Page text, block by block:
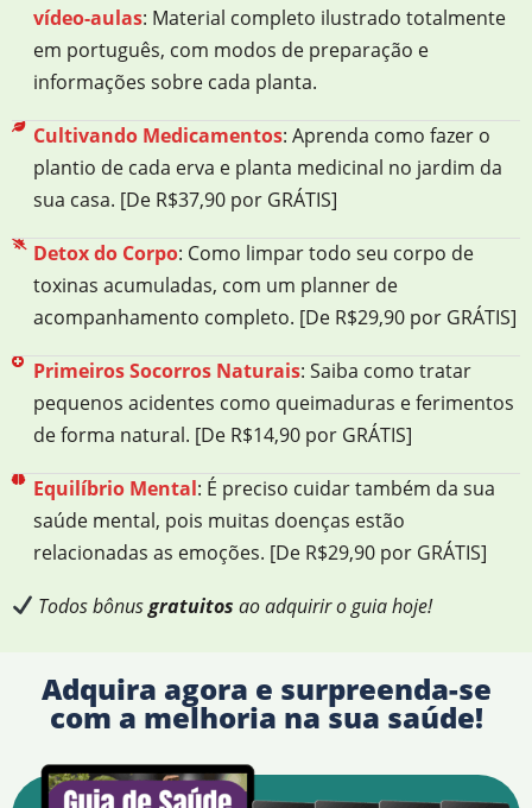
vídeo-aulas: Material completo ilustrado totalmente
em português, com modos de preparação e
informações sobre cada planta.
Cultivando Medicamentos: Aprenda como fazer o
plantio de cada erva e planta medicinal no jardim da
sua casa. [De R$37,90 por GRÁTIS]
Detox do Corpo: Como limpar todo seu corpo de
toxinas acumuladas, com um planner de
acompanhamento completo. [De R$29,90 por GRÁTIS]
Primeiros Socorros Naturais: Saiba como tratar
pequenos acidentes como queimaduras e ferimentos
de forma natural. [De R$14,90 por GRÁTIS]
Equilíbrio Mental: É preciso cuidar também da sua
saúde mental, pois muitas doenças estão
relacionadas as emoções. [De R$29,90 por GRÁTIS]
Todos bônusgratuitos ao adquirir o guia hoje!
Adquira agora e surpreenda-se
com a melhoria na sua saúde!